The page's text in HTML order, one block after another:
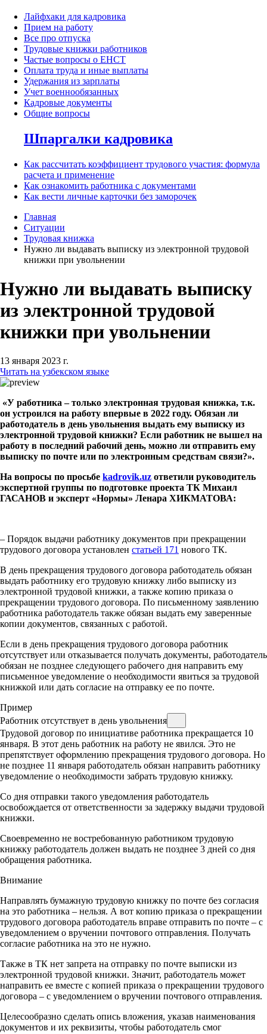
Лайфхаки для кадровика
Прием на работу
Все про отпуска
Трудовые книжки работников
Частые вопросы о ЕНСТ
Оплата труда и иные выплаты
Удержания из зарплаты
Учет военнообязанных
Кадровые документы
Общие вопросы
Шпаргалки кадровика
Как рассчитать коэффициент трудового участия: формула
расчета и применение
Как ознакомить работника с документами
Как вести личные карточки без заморочек
Главная
Ситуации
Трудовая книжка
Нужно ли выдавать выписку из электронной трудовой
книжки при увольнении
Нужно ли выдавать выписку
из электронной трудовой
книжки при увольнении
13 января 2023 г.
Читать на узбекском языке
«У работника – только электронная трудовая книжка, т.к.
он устроился на работу впервые в 2022 году. Обязан ли
работодатель в день увольнения выдать ему выписку из
электронной трудовой книжки? Если работник не вышел на
работу в последний рабочий день, можно ли отправить ему
выписку по почте или по электронным средствам связи?».
На вопросы по просьбе kadrovik.uz ответили руководитель
экспертной группы по подготовке проекта ТК Михаил
ГАСАНОВ и эксперт «Нормы» Ленара ХИКМАТОВА:
– Порядок выдачи работнику документов при прекращении
трудового договора установлен статьей 171 нового ТК.
В день прекращения трудового договора работодатель обязан
выдать работнику его трудовую книжку либо выписку из
электронной трудовой книжки, а также копию приказа о
прекращении трудового договора. По письменному заявлению
работника работодатель также обязан выдать ему заверенные
копии документов, связанных с работой.
Если в день прекращения трудового договора работник
отсутствует или отказывается получать документы, работодатель
обязан не позднее следующего рабочего дня направить ему
письменное уведомление о необходимости явиться за трудовой
книжкой или дать согласие на отправку ее по почте.
Пример
Работник отсутствует в день увольнения
Трудовой договор по инициативе работника прекращается 10
января. В этот день работник на работу не явился. Это не
препятствует оформлению прекращения трудового договора. Но
не позднее 11 января работодатель обязан направить работнику
уведомление о необходимости забрать трудовую книжку.
Со дня отправки такого уведомления работодатель
освобождается от ответственности за задержку выдачи трудовой
книжки.
Своевременно не востребованную работником трудовую
книжку работодатель должен выдать не позднее 3 дней со дня
обращения работника.
Внимание
Направлять бумажную трудовую книжку по почте без согласия
на это работника – нельзя. А вот копию приказа о прекращении
трудового договора работодатель вправе отправить по почте – с
уведомлением о вручении почтового отправления. Получать
согласие работника на это не нужно.
Также в ТК нет запрета на отправку по почте выписки из
электронной трудовой книжки. Значит, работодатель может
направить ее вместе с копией приказа о прекращении трудового
договора – с уведомлением о вручении почтового отправления.
Целесообразно сделать опись вложения, указав наименования
документов и их реквизиты, чтобы работодатель смог